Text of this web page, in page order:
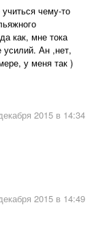
чему-то
как, мне тока
Ан ,нет,
у меня так )
2015 в 14:34
2015 в 14:49